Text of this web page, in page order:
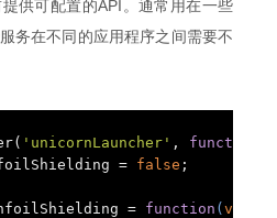
供可配置的API。通常用在一些
务在不同的应用程序之间需要不
'unicornLauncher' , function
= false ;
= function ( value